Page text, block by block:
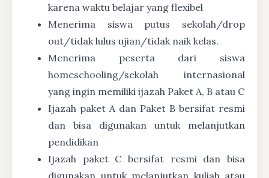
karena waktu belajar yang flexibel
Menerima siswa putus sekolah/drop
out/tidak lulus ujian/tidak naik kelas.
Menerima peserta dari siswa
homeschooling/sekolah internasional
yang ingin memiliki ijazah Paket A, B atau C
Ijazah paket A dan Paket B bersifat resmi
dan bisa digunakan untuk melanjutkan
pendidikan
Ijazah paket C bersifat resmi dan bisa
digunakan untuk melanjutkan kuliah atau